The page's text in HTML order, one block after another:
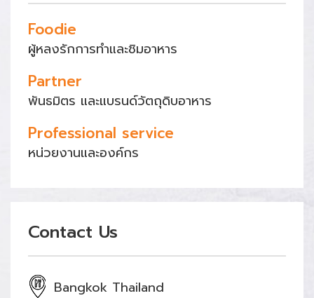
Foodie
ผู้หลงรักการทำและชิมอาหาร
Partner
พันธมิตร และแบรนด์วัตถุดิบอาหาร
Professional service
หน่วยงานและองค์กร
Contact Us
Bangkok Thailand